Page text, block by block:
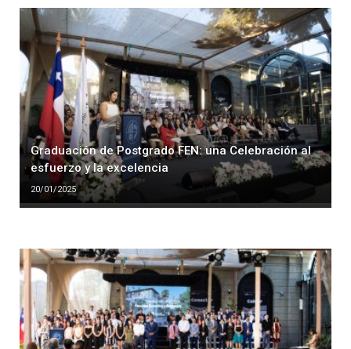
Graduación de Postgrado FEN: una Celebración al
esfuerzo y la excelencia
20/01/2025